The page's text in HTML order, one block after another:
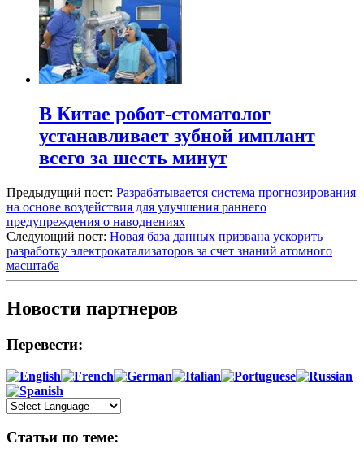
В Китае робот-стоматолог
устанавливает зубной имплант
всего за шесть минут
Предыдущий пост: Разрабатывается система прогнозирования
на основе воздействия для улучшения раннего
предупреждения о наводнениях
Следующий пост: Новая база данных призвана ускорить
разработку электрокатализаторов за счет знаний атомного
масштаба
Новости партнеров
Перевести:
Статьи по теме: